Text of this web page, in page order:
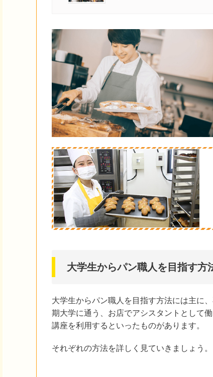
大学生からパン職人を目指す方
大学生からパン職人を目指す方法には主に
期大学に通う、お店でアシスタントとして
講座を利用するといったものがあります。
それぞれの方法を詳しく見ていきましょう。